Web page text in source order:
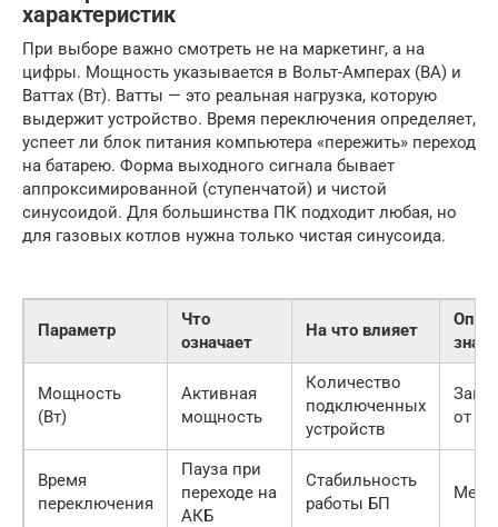
характеристик
При выборе важно смотреть не на маркетинг, а на
цифры. Мощность указывается в Вольт-Амперах (ВА) и
Ваттах (Вт). Ватты — это реальная нагрузка, которую
выдержит устройство. Время переключения определяет,
успеет ли блок питания компьютера «пережить» переход
на батарею. Форма выходного сигнала бывает
аппроксимированной (ступенчатой) и чистой
синусоидой. Для большинства ПК подходит любая, но
для газовых котлов нужна только чистая синусоида.
Параметр
Что
означает
На что влияет
Мощность
(Вт)
Активная
мощность
Количество
подключенных
устройств
от
Время
переключения
Пауза при
переходе на
АКБ
Стабильность
работы БП